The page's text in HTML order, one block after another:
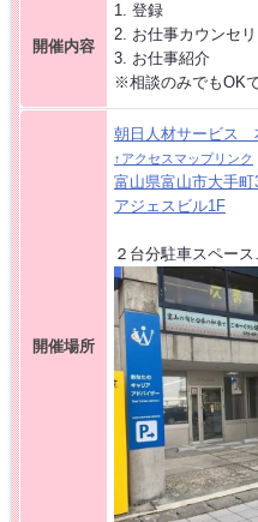
【富山市】事務・オフィスワー
開催内容
1. 登録
2. お仕事カウンセ
3. お仕事紹介
※相談のみでもOKで
開催場所
朝日人材サービス
↑アクセスマップリンク
富山県富山市大手町
アジェスビル1F
２台分駐車スペー